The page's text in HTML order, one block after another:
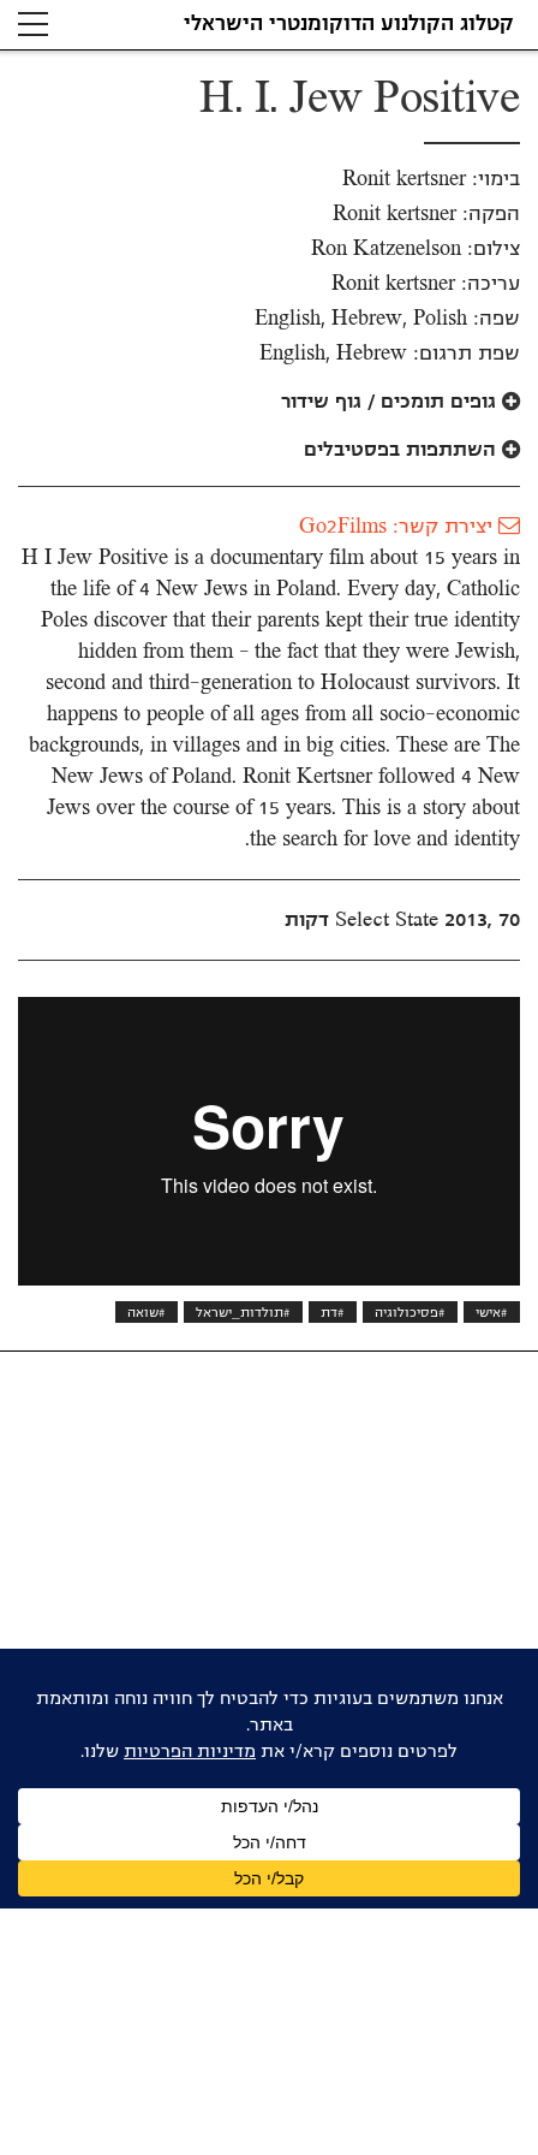
קטלוג הקולנוע הדוקומנטרי הישראלי
H. I. Jew Positive
בימוי: Ronit kertsner
הפקה: Ronit kertsner
צילום: Ron Katzenelson
עריכה: Ronit kertsner
שפה: English, Hebrew, Polish
שפת תרגום: English, Hebrew
גופים תומכים / גוף שידור
השתתפות בפסטיבלים
יצירת קשר: Go2Films
H I Jew Positive is a documentary film about 15 years in
the life of 4 New Jews in Poland. Every day, Catholic
Poles discover that their parents kept their true identity
hidden from them – the fact that they were Jewish,
second and third-generation to Holocaust survivors. It
happens to people of all ages from all socio-economic
backgrounds, in villages and in big cities. These are The
New Jews of Poland. Ronit Kertsner followed 4 New
Jews over the course of 15 years. This is a story about
the search for love and identity.
Select State 2013, 70 דקות
#אישי #פסיכולוגיה #דת #תולדות_ישראל #שואה
אוהבים דוקו ישראלי?
הישארו מעודכנים
שם
מלא
כתובת
דואר